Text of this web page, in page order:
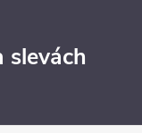
slevách